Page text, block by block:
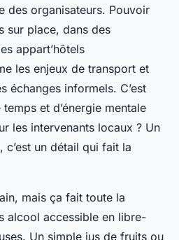
des organisateurs. Pouvoir
sur place, dans des
appart’hôtels
les enjeux de transport et
échanges informels. C’est
et d’énergie mentale
les intervenants locaux ? Un
c’est un détail qui fait la
mais ça fait toute la
alcool accessible en libre-
Un simple jus de fruits ou